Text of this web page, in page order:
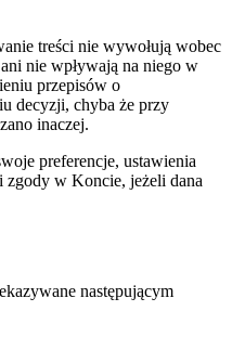
treści nie wywołują wobec
nie wpływają na niego w
przepisów o
decyzji, chyba że przy
inaczej.
preferencje, ustawienia
w Koncie, jeżeli dana
następującym